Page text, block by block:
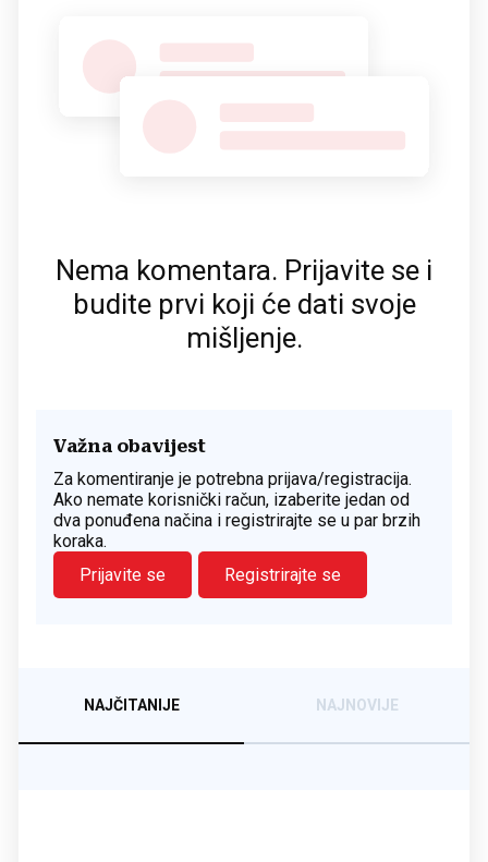
Nema komentara. Prijavite se i
budite prvi koji će dati svoje
mišljenje.
Važna obavijest
Za komentiranje je potrebna prijava/registracija.
Ako nemate korisnički račun, izaberite jedan od
dva ponuđena načina i registrirajte se u par brzih
koraka.
Prijavite se
Registrirajte se
NAJČITANIJE NAJNOVIJE